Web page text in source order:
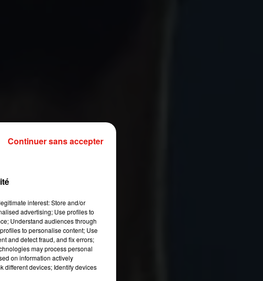
interest: Store and/or
advertising; Use profiles to
Understand audiences through
to personalise content; Use
and detect fraud, and fix errors;
may process personal
on information actively
different devices; Identify devices
Continuer sans accepter